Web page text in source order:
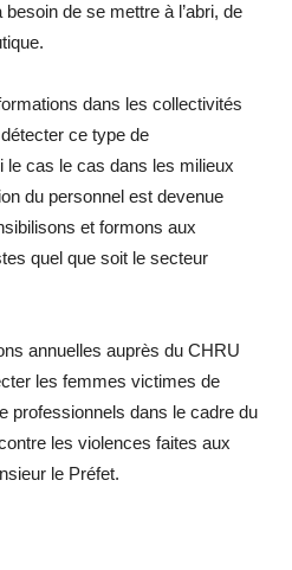
de se mettre à l’abri, de
dans les collectivités
ce type de
le cas le cas dans les milieux
du personnel est devenue
et formons aux
quel que soit le secteur
annuelles auprès du CHRU
les femmes victimes de
professionnels dans le cadre du
les violences faites aux
le Préfet.